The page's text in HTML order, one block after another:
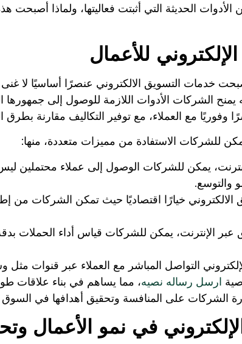
الحديثة التي أثبتت فعاليتها، ولماذا
للأعمال
خدمات التسويق الالكتروني عنصرًا أساسيًا لا
الشركات الأدوات اللازمة للوصول إلى
وفوريًا مع العملاء، مع توفير التكاليف مقارنة بطرق
للشركات الاستفادة من مميزات متعددة، منها:
يمكن للشركات الوصول إلى عملاء محتملين
والتوسع.
الالكتروني خيارًا اقتصاديًا حيث تمكن الشركات
الإنترنت، يمكن للشركات قياس أداء الحملات
التواصل المباشر مع العملاء عبر قنوات مثل
ارسل رساله نصيه، مما يساهم في بناء علاقات
الشركات على المنافسة وتحقيق أهدافها في
في نمو الأعمال